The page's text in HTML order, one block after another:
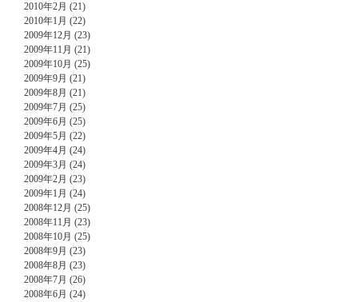
2010年2月 (21)
2010年1月 (22)
2009年12月 (23)
2009年11月 (21)
2009年10月 (25)
2009年9月 (21)
2009年8月 (21)
2009年7月 (25)
2009年6月 (25)
2009年5月 (22)
2009年4月 (24)
2009年3月 (24)
2009年2月 (23)
2009年1月 (24)
2008年12月 (25)
2008年11月 (23)
2008年10月 (25)
2008年9月 (23)
2008年8月 (23)
2008年7月 (26)
2008年6月 (24)